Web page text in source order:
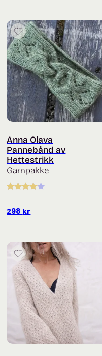
Anna Olava
Pannebånd av
Hettestrikk
Garnpakke
4.00av 5
298 kr